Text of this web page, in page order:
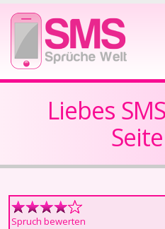
Liebes
Spruch bewerten